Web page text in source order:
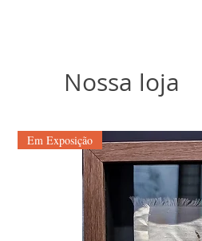
Nossa loja
Em Exposição